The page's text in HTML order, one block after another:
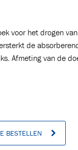
voor het drogen
de
Afmeting van de
BESTELLEN